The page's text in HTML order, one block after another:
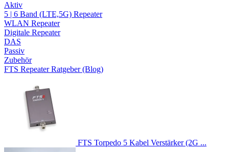
Aktiv
5 | 6 Band (LTE,5G) Repeater
WLAN Repeater
Digitale Repeater
DAS
Passiv
Zubehör
FTS Repeater Ratgeber (Blog)
FTS Torpedo 5 Kabel Verstärker (2G ...